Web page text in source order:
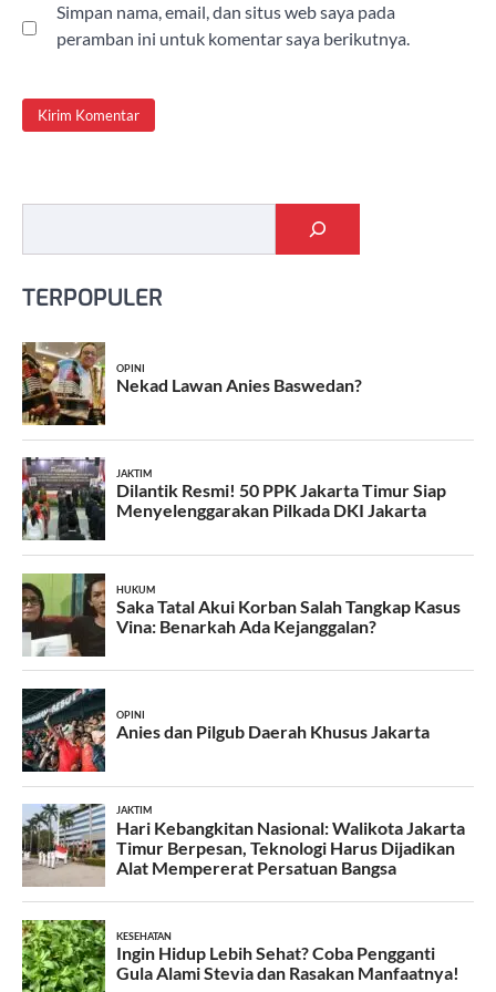
Simpan nama, email, dan situs web saya pada
peramban ini untuk komentar saya berikutnya.
TERPOPULER